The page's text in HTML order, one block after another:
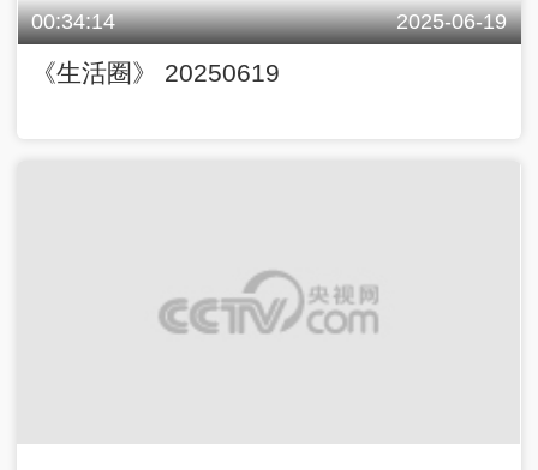
00:34:14 2025-06-19
《生活圈》 20250619